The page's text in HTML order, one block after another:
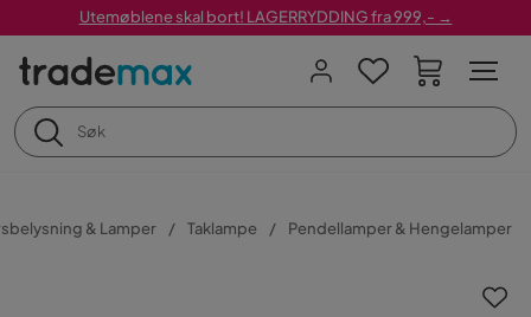
Utemøblene skal bort! LAGERRYDDING fra 999,- →
& Lamper Taklampe Pendellamper & Hengelamper